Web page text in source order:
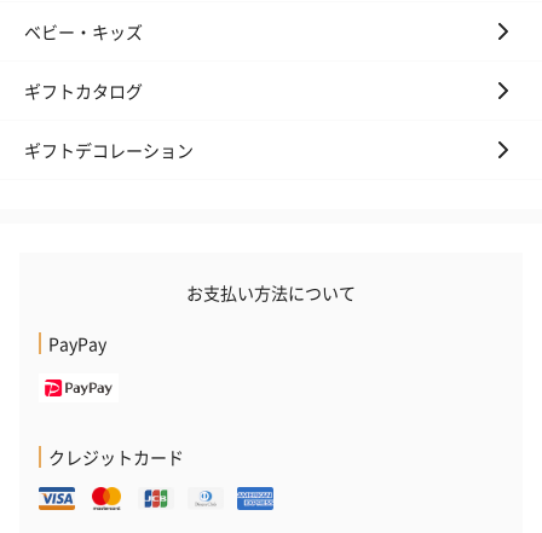
ベビー・キッズ
ギフトカタログ
ギフトデコレーション
お支払い方法について
PayPay
クレジットカード